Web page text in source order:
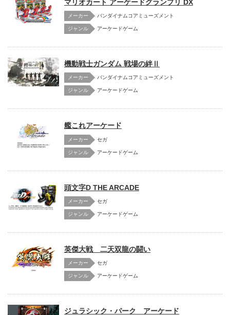
マリオカート アーケードグランプリ DX
メーカー バンダイナムコアミューズメント
アーケードゲーム
機動戦士ガンダム 戦場の絆Ⅱ
メーカー バンダイナムコアミューズメント
アーケードゲーム
艦これアーケード
メーカー セガ
アーケードゲーム
頭文字D THE ARCADE
メーカー セガ
アーケードゲーム
英傑大戦 二天双龍の闘い
メーカー セガ
アーケードゲーム
ジュラシック・パーク アーケード